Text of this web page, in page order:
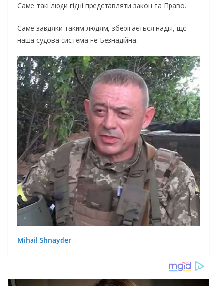
Саме такі люди гідні представляти закон та Право.
Саме завдяки таким людям, зберігається надія, що
наша судова система не Безнадійна.
Mihail Shnayder